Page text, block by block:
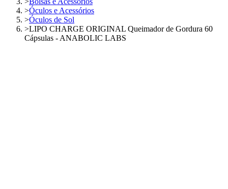
>Óculos e Acessórios
>Óculos de Sol
>LIPO CHARGE ORIGINAL Queimador de Gordura 60
Cápsulas - ANABOLIC LABS